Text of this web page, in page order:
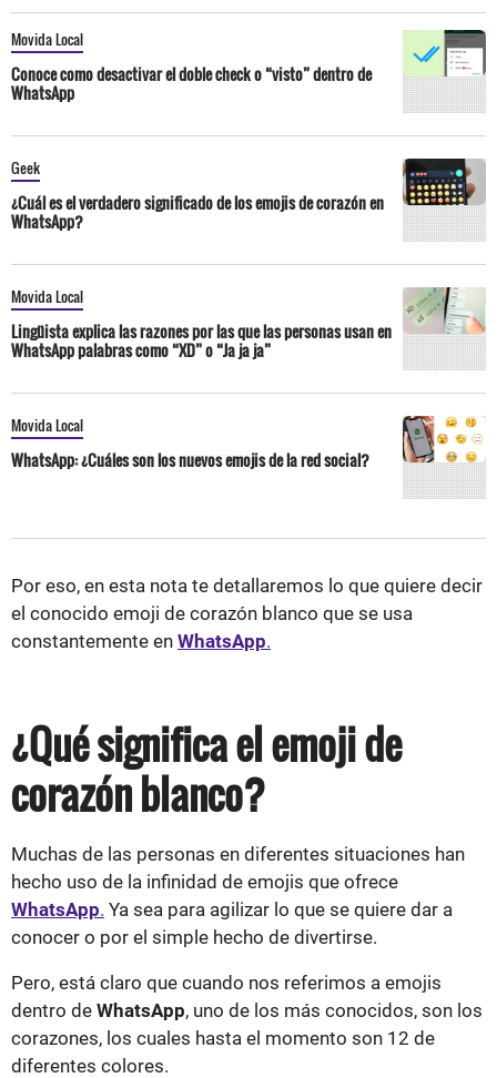
Movida Local
Conoce como desactivar el doble check o “visto” dentro de
WhatsApp
Geek
¿Cuál es el verdadero significado de los emojis de corazón en
WhatsApp?
Movida Local
Lingüista explica las razones por las que las personas usan en
WhatsApp palabras como “XD” o “Ja ja ja”
Movida Local
WhatsApp: ¿Cuáles son los nuevos emojis de la red social?
Por eso, en esta nota te detallaremos lo que quiere decir
el conocido emoji de corazón blanco que se usa
constantemente en WhatsApp.
¿Qué significa el emoji de
corazón blanco?
Muchas de las personas en diferentes situaciones han
hecho uso de la infinidad de emojis que ofrece
WhatsApp. Ya sea para agilizar lo que se quiere dar a
conocer o por el simple hecho de divertirse.
Pero, está claro que cuando nos referimos a emojis
dentro de WhatsApp, uno de los más conocidos, son los
corazones, los cuales hasta el momento son 12 de
diferentes colores.